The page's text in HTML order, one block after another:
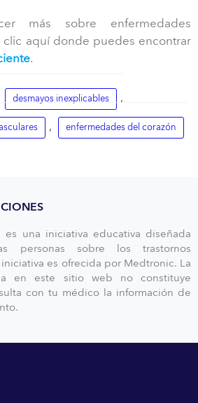
más sobre enfermedades
clic aquí donde puedes encontrar
.
desmayos inexplicables ,
, enfermedades del corazón
una iniciativa educativa diseñada
personas sobre los trastornos
es ofrecida por Medtronic. La
en este sitio web no constituye
con tu médico la información de